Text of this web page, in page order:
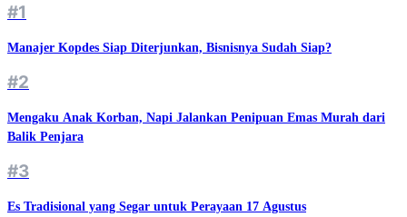
#1
Manajer Kopdes Siap Diterjunkan, Bisnisnya Sudah Siap?
#2
Mengaku Anak Korban, Napi Jalankan Penipuan Emas Murah dari
Balik Penjara
#3
Es Tradisional yang Segar untuk Perayaan 17 Agustus